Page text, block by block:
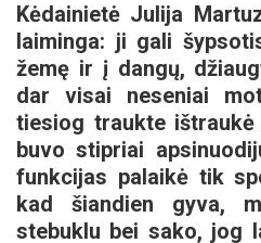
Kėdainietė Julija
laiminga: ji gali
žemę ir į dangų,
dar visai neseniai
tiesiog traukte ištraukė
buvo stipriai
funkcijas palaikė tik
kad šiandien gyva,
stebuklu bei sako, jog